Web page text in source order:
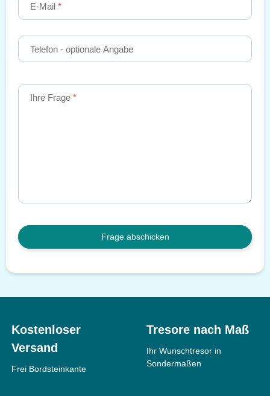
E-Mail
Telefon - optionale Angabe
Ihre Frage
Frage abschicken
Kostenloser
Versand
Frei Bordsteinkante
Tresore nach Maß
Ihr Wunschtresor in
Sondermaßen